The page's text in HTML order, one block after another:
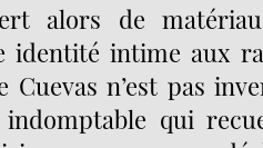
alors de
identité intime aux
Cuevas n’est pas
qui